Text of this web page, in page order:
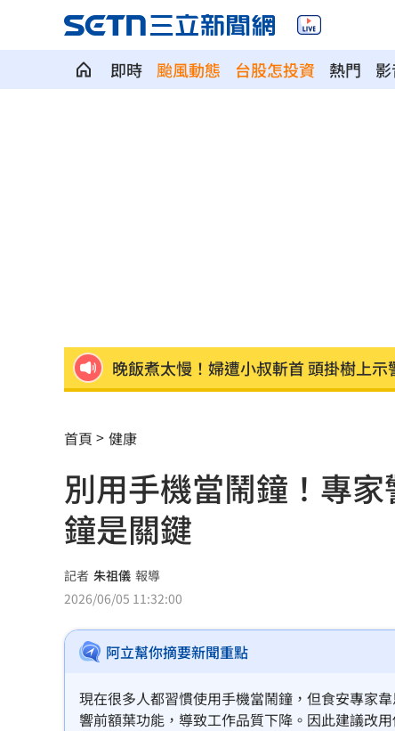
即時 颱風動態 台股怎投資 熱門
晚飯煮太慢！婦遭小叔斬首 頭掛樹上示
腦瘤手術醫誤切正常組織 女無法自主呼
人妻被嫌上菜慢 遭毒癮小叔斧砍死頭
男大生遭脫光圍毆亡 主嫌輕度智障判無
以為益生菌護腎 他餐餐泡菜2週後險洗
白海豚暴風圈縮小！氣象署揭「降雨熱區
拋開阿湯哥光環 20歲舒莉初登台網改口
新／永和豆漿創始人在台北離世 享壽
首頁 健康
別用手機當鬧鐘！專
鐘是關鍵
記者 朱祖儀 報導
2026/06/05 11:32:00
阿立幫你摘要新聞重點
現在很多人都習慣使用手機當鬧鐘，但食安專家
響前額葉功能，導致工作品質下降。因此建議改